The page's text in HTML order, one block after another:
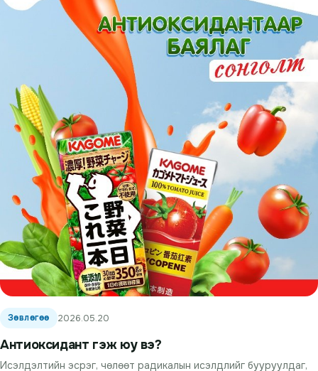
Зөвлөгөө 2026.05.20
Антиоксидант гэж юу вэ?
Исэлдэлтийн эсрэг, чөлөөт радикалын исэлдлийг бууруулдаг,